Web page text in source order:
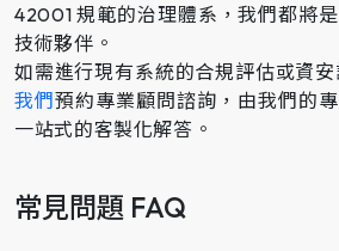
42001 規範的治理體系，我們都將
技術夥伴。
如需進行現有系統的合規評估或資
我們預約專業顧問諮詢，由我們的
一站式的客製化解答。
常見問題 FAQ